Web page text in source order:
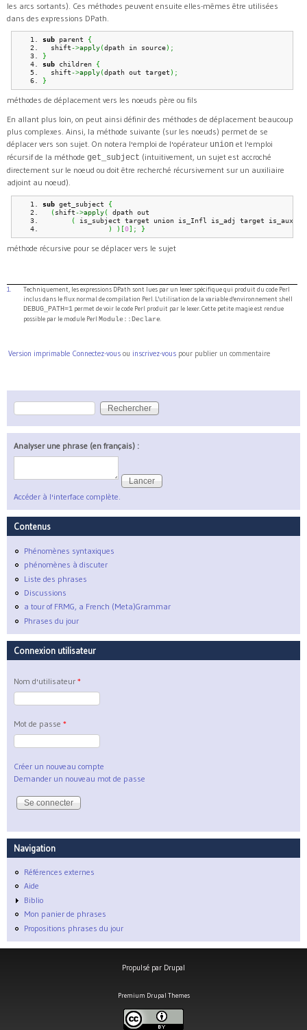
les arcs sortants). Ces méthodes peuvent ensuite elles-mêmes être utilisées
dans des expressions DPath.
sub parent {
  shift
->apply(dpath in source) ;
}
sub children {
  shift
->apply(dpath out target ) ;
}
méthodes de déplacement vers les noeuds père ou fils
En allant plus loin, on peut ainsi définir des méthodes de déplacement beaucoup
plus complexes. Ainsi, la méthode suivante (sur les noeuds) permet de se
déplacer vers son sujet. On notera l'emploi de l'opérateur union et l'emploi
récursif de la méthode get_subject (intuitivement, un sujet est accroché
directement sur le noeud ou doit être recherché récursivement sur un auxiliaire
adjoint au noeud).
sub get_subject {
(shift->apply( dpath out
( is_subject target union is_Infl is_adj target is_aux
)
) [0] ; }
méthode récursive pour se déplacer vers le sujet
1.
Techniquement, les expressions DPath sont lues par un lexer spécifique qui produit du code Perl
inclus dans le flux normal de compilation Perl. L'utilisation de la variable d'environnement shell
DEBUG_PATH=1 permet de voir le code Perl produit par le lexer. Cette petite magie est rendue
possible par le module PerlModule::Declare.
Version imprimable Connectez-vous ou inscrivez-vous pour publier un commentaire
Formulaire de recherche
Rechercher
Analyser une phrase (en français) :
Accéder à l'interface complète.
Contenus
Phénomènes syntaxiques
phénomènes à discuter
Liste des phrases
Discussions
a tour of FRMG, a French (Meta)Grammar
Phrases du jour
Connexion utilisateur
Nom d'utilisateur *
Mot de passe *
Créer un nouveau compte
Demander un nouveau mot de passe
Navigation
Références externes
Aide
Biblio
Mon panier de phrases
Propositions phrases du jour
Propulsé par Drupal
Premium Drupal Themes